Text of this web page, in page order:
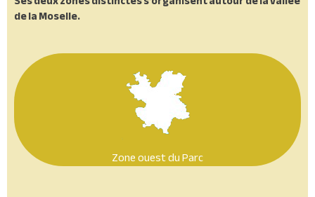
de la Moselle.
Zone ouest du Parc